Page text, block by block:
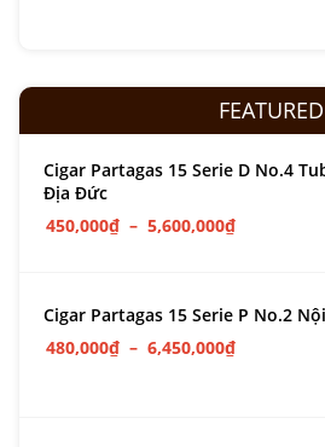
FEATURED
Cigar Partagas 15 Serie D No.4
Địa Đức
450,000₫ – 5,600,000₫
Cigar Partagas 15 Serie P No.2
480,000₫ – 6,450,000₫